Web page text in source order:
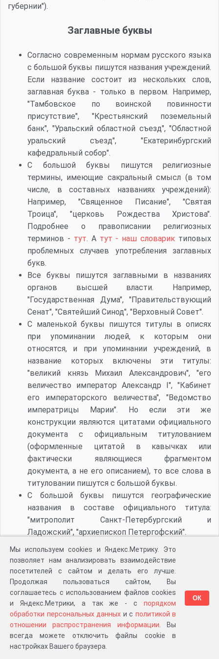
губернии").
Заглавные буквы
Согласно современным нормам русского языка
с большой буквы пишутся названия учреждений.
Если название состоит из нескольких слов,
заглавная буква - только в первом. Например,
"Тамбовское по воинской повинности
присутствие", "Крестьянский поземельный
банк", "Уральский областной съезд", "Областной
уральский съезд", "Екатеринбургский
кафедральный собор".
С большой буквы пишутся религиозные
термины, имеющие сакральный смысл (в том
числе, в составных названиях учреждений):
Например, "Священное Писание", "Святая
Троица", "церковь Рождества Христова".
Подробнее о правописании религиозных
терминов - тут. А тут - наш словарик типовых
проблемных случаев употребления заглавных
букв.
Все буквы пишутся заглавными в названиях
органов высшей власти. Например,
"Государственная Дума", "Правительствующий
Сенат", "Святейший Синод", "Верховный Совет".
С маленькой буквы пишутся титулы в описях
при упоминании людей, к которым они
относятся, и при упоминании учреждений, в
название которых включены эти титулы:
"великий князь Михаил Александрович", "его
величество император Александр I", "Кабинет
его императорского величества", "Ведомство
императрицы Марии". Но если эти же
конструкции являются цитатами официального
документа с официальным титулованием
(оформленные цитатой в кавычках или
фактически являющиеся фрагментом
документа, а не его описанием), то все слова в
титуловании пишутся с большой буквы.
С большой буквы пишутся географические
названия в составе официального титула:
"митрополит Санкт-Петербургский и
Ладожский", "архиепископ Петергофский".
С маленькой буквы пишутся должности и чины:
"тамбовский гражданский губернатор",
"борисоглебский уездный исправник", "обер-
прокурор Синода", "император Александр I",
"петергофский священник".
Допускается написание заглавными буквами
всего слова целиком только если это
аббревиатура. В остальных случаях действуют
общие правила русского языка. Т.е., если
Мы используем cookies и Яндекс.Метрику. Это
позволяет нам анализировать взаимодействие
посетителей с сайтом и делать его лучше.
Продолжая пользоваться сайтом, Вы
соглашаетесь с использованием файлов cookies
и Яндекс.Метрики, а так же - с порядком
обработки персональных данных и с политикой в
отношении распространения информации . Вы
всегда можете отключить файлы cookie в
настройках Вашего браузера.
ОК